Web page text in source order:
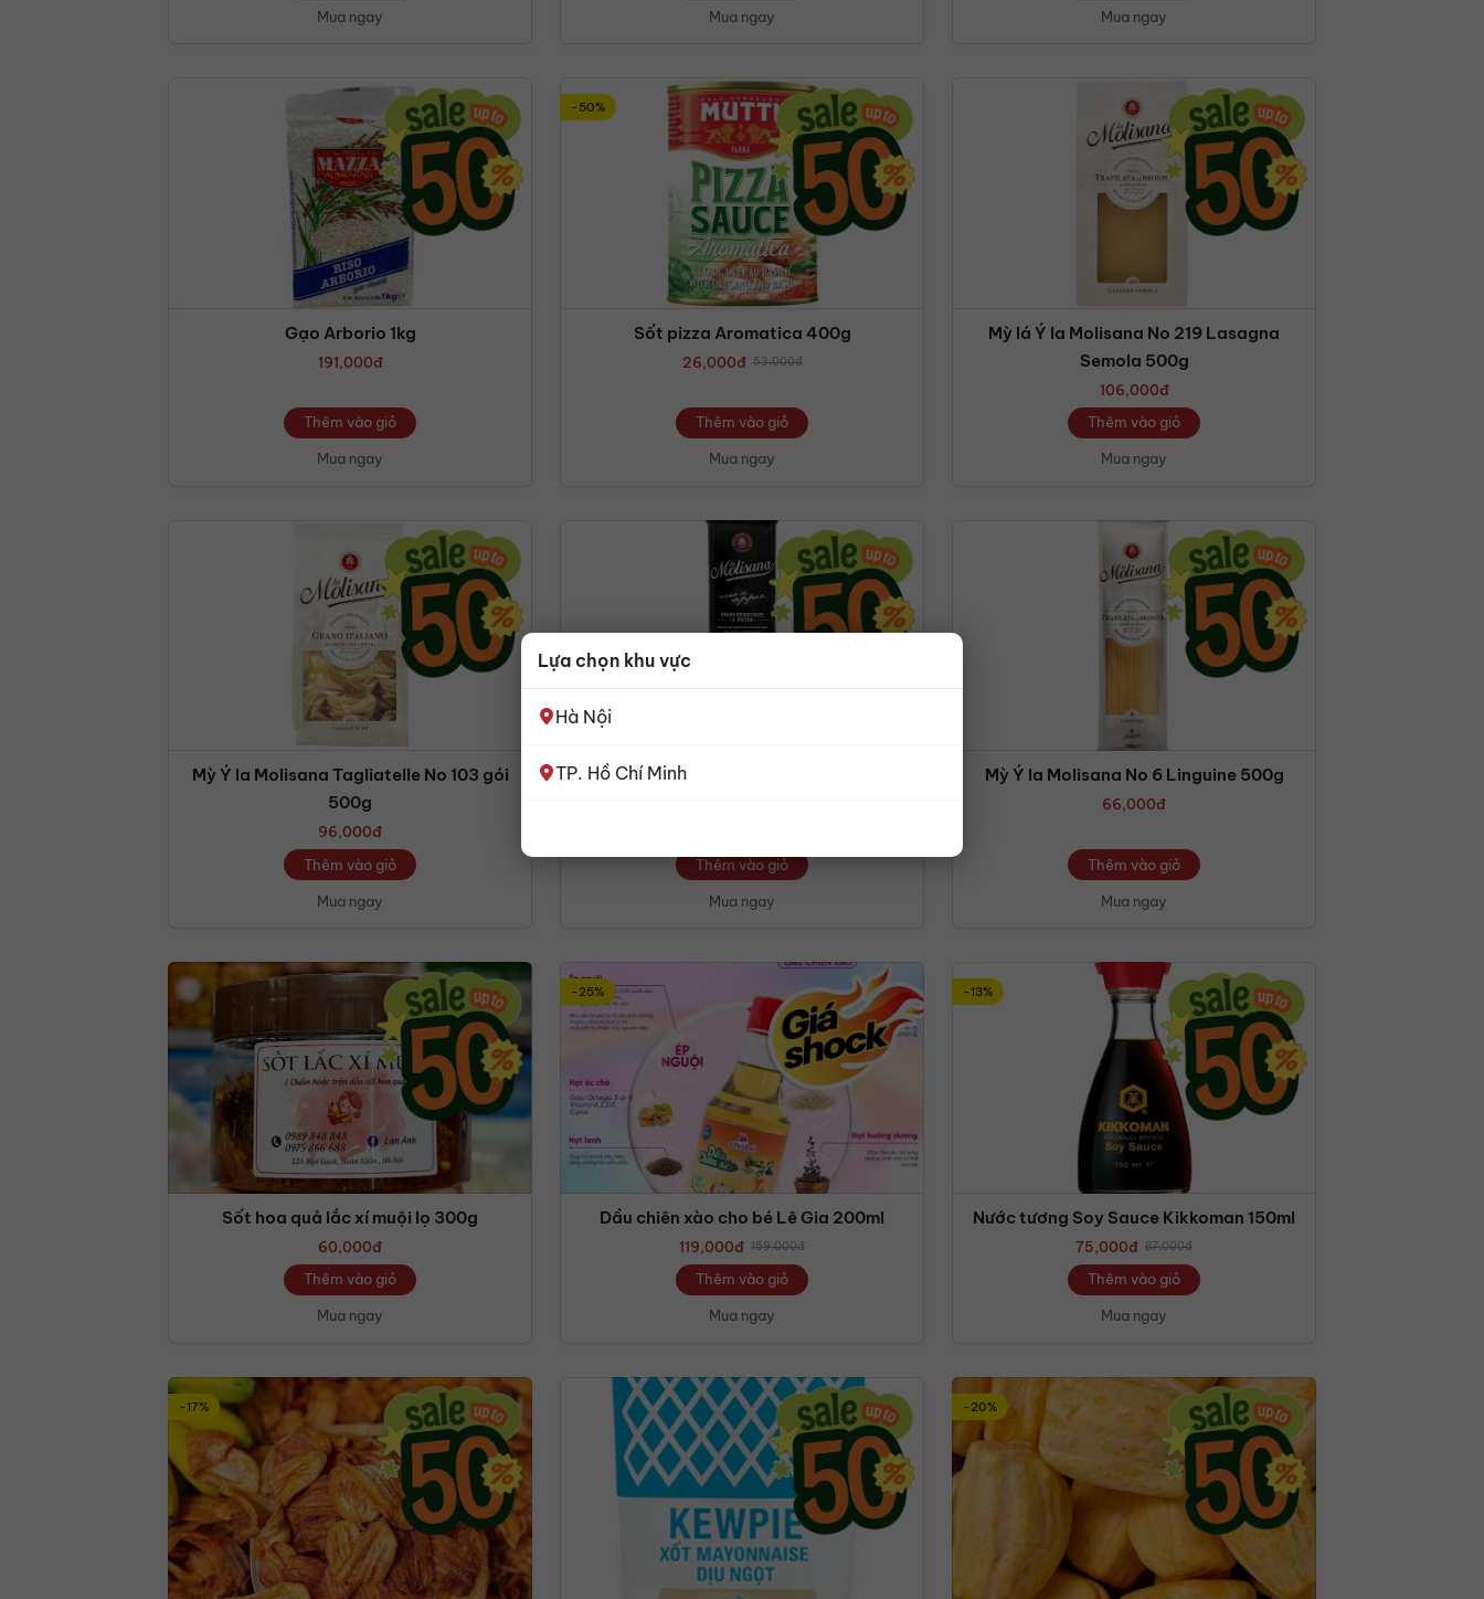
Mua ngay Mua ngay Mua ngay
Gạo Arborio 1kg
191,000đ
Mua ngay
Thêm vào giỏ
-50%
Sốt pizza Aromatica 400g
26,000đ 53,000đ
Mua ngay
Thêm vào giỏ
Mỳ lá Ý la Molisana No 219 Lasagna
Semola 500g
106,000đ
Mua ngay
Thêm vào giỏ
Mỳ Ý la Molisana Tagliatelle No 103 gói
500g
96,000đ
Mua ngay
Thêm vào giỏ
Mỳ Ý la Molisana Al Nero di Seppia gói
Mua ngay
Thêm vào giỏ
Mỳ Ý la Molisana No 6 Linguine 500g
66,000đ
Mua ngay
Thêm vào giỏ
Sốt hoa quả lắc xí muội lọ 300g
60,000đ
Mua ngay
Thêm vào giỏ
-25%
Dầu chiên xào cho bé Lê Gia 200ml
119,000đ 159,000đ
Mua ngay
Thêm vào giỏ
-13%
Nước tương Soy Sauce Kikkoman 150ml
75,000đ 87,000đ
Mua ngay
Thêm vào giỏ
-17% -20%
Lựa chọn khu vực
Hà Nội
TP. Hồ Chí Minh